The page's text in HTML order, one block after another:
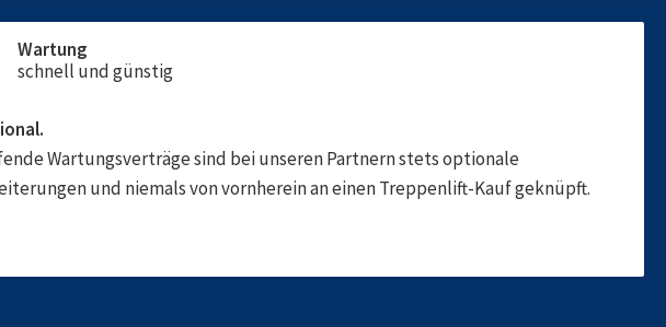
Wartung
schnell und günstig
Wartungsverträge sind bei unseren Partnern stets optionale
und niemals von vornherein an einen Treppenlift-Kauf geknüpft.